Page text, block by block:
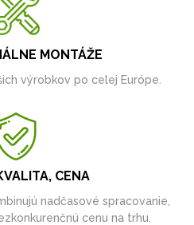
MONTÁŽE
výrobkov po celej Európe.
CENA
nadčasové spracovanie,
cenu na trhu.